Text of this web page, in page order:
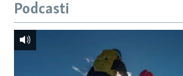
Podcasti